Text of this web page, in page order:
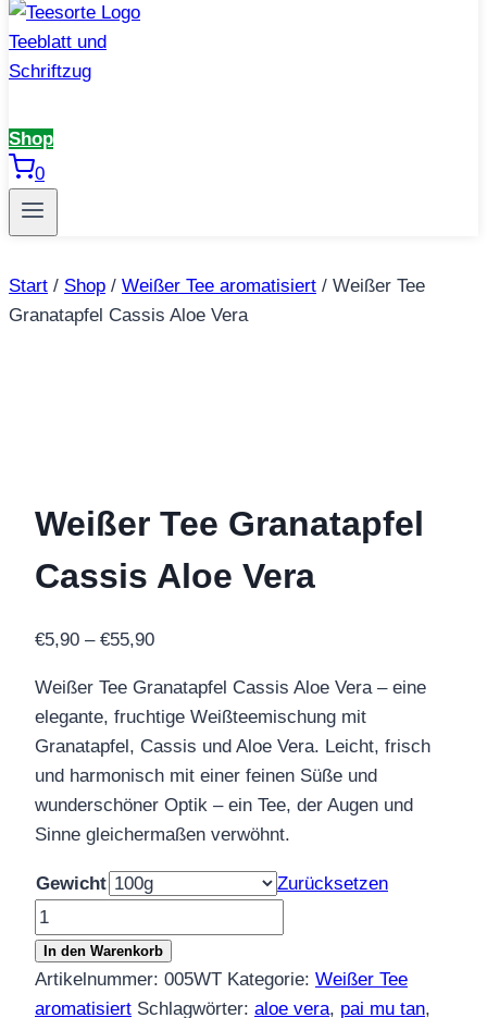
Shop
0
Start / Shop / Weißer Tee aromatisiert / Weißer Tee
Granatapfel Cassis Aloe Vera
Weißer Tee Granatapfel
Cassis Aloe Vera
€5,90 – €55,90Preisspanne:
bis
€55,90
Weißer Tee Granatapfel Cassis Aloe Vera – eine
elegante, fruchtige Weißteemischung mit
Granatapfel, Cassis und Aloe Vera. Leicht, frisch
und harmonisch mit einer feinen Süße und
wunderschöner Optik – ein Tee, der Augen und
Sinne gleichermaßen verwöhnt.
Gewicht
Zurücksetzen
Weißer
Tee
Granatapfel
Cassis
In den Warenkorb
Artikelnummer: 005WT Kategorie: Weißer Tee
aromatisiert Schlagwörter: aloe vera, pai mu tan,